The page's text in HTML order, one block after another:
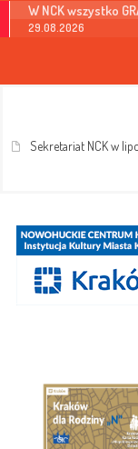
W NCK wszystko
29.08.2026
Sekretariat NCK w